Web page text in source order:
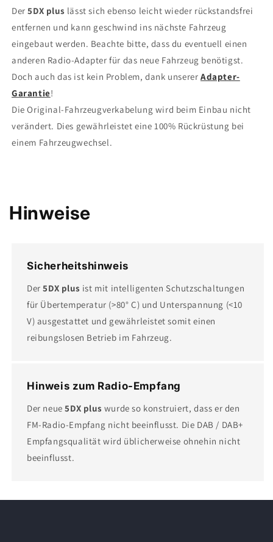
Der5DX plus lässt sich ebenso leicht wieder rückstandsfrei
entfernen und kann geschwind ins nächste Fahrzeug
eingebaut werden. Beachte bitte, dass du eventuell einen
anderen Radio-Adapter für das neue Fahrzeug benötigst.
Doch auch das ist kein Problem, dank unsererAdapter-
Garantie!
Die Original-Fahrzeugverkabelung wird beim Einbau nicht
verändert. Dies gewährleistet eine 100% Rückrüstung bei
einem Fahrzeugwechsel.
Hinweise
Sicherheitshinweis
Der5DX plus ist mit intelligenten Schutzschaltungen
für Übertemperatur (>80° C) und Unterspannung (<10
V) ausgestattet und gewährleistet somit einen
reibungslosen Betrieb im Fahrzeug.
Hinweis zum Radio-Empfang
Der neue5DX plus wurde so konstruiert, dass er den
FM-Radio-Empfang nicht beeinflusst. Die DAB / DAB+
Empfangsqualität wird üblicherweise ohnehin nicht
beeinflusst.